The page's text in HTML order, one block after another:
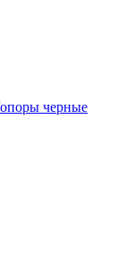
черные